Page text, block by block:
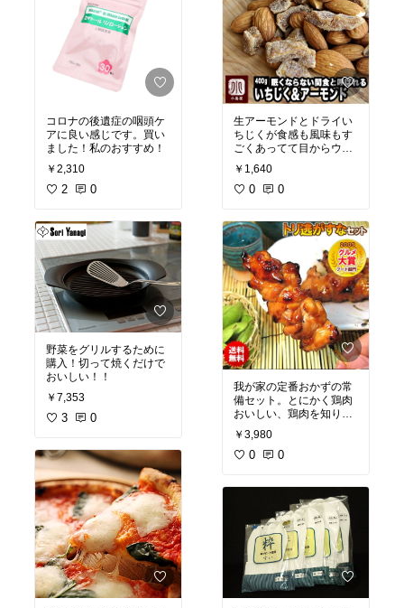
コロナの後遺症の咽頭ケ
アに良い感じです。買い
ました！私のおすすめ！
￥2,310
2 0
野菜をグリルするために
購入！切って焼くだけで
おいしい！！
￥7,353
3 0
生アーモンドとドライい
ちじくが食感も風味もす
ごくあってて目からウロ
コ！！
これは、リピートしま
￥1,640
0 0
我が家の定番おかずの常
備セット。とにかく鶏肉
おいしい、鶏肉を知り尽
くしたお店だからこその
プロの味付けがほんとに
助かります。これは切ら
￥3,980
0 0